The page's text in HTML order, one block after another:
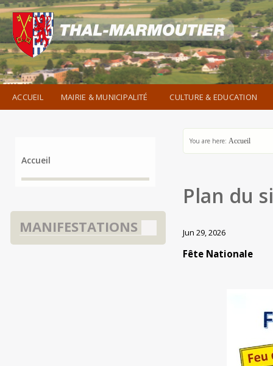
ACCUEIL MAIRIE & MUNICIPALITÉ CULTURE & EDUCATION
Accueil
MANIFESTATIONS
You are here: Accueil
Plan du
Jun 29, 2026
Fête Nationale